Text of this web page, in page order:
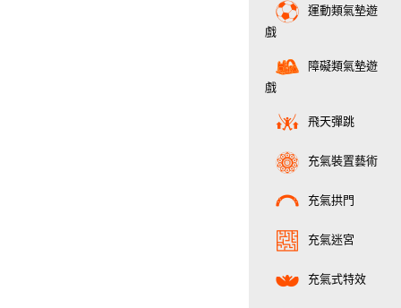
運動類氣墊遊
戲
障礙類氣墊遊
戲
飛天彈跳
充氣裝置藝術
充氣拱門
充氣迷宮
充氣式特效